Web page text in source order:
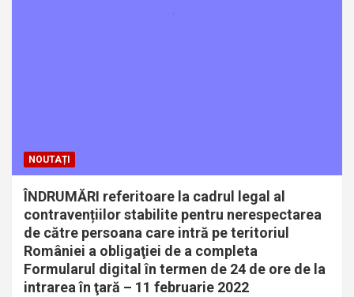
NOUTAȚI
ÎNDRUMĂRI referitoare la cadrul legal al
contravențiilor stabilite pentru nerespectarea
de către persoana care intră pe teritoriul
României a obligaţiei de a completa
Formularul digital în termen de 24 de ore de la
intrarea în ţară – 11 februarie 2022